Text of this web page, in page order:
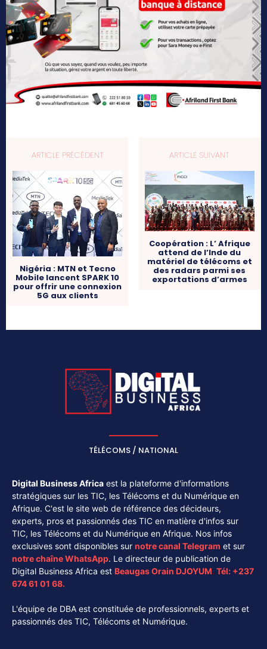
ARTICLE PRÉCÉDENT
Nigéria : MTN et Tecno
Mobile lancent SPARK 10
pour offrir une connexion
5G aux clients
ARTICLE SUIVANT
Coopération : L’ Afrique
attend de l’Inde du
matériel de télécoms et
des radars parmi ses
exportations d’armes
TÉLÉCOMS / NATIONAL
Digital Business Africa est la plateforme d'informations
stratégiques sur les TIC, les Télécoms et du Numérique en
Afrique. C'est le site web de référence des décideurs,
experts, pros et passionnés des TIC en matière d'infos sur
TIC, les Télécoms et du Numérique en Afrique. Nos infos
exclusives sont disponibles sur notre canal Telegram et sur
notre chaîneWhatsApp. Le directeur de publication de
Digital Business Africa est Beaugas Orain DJOYUM. Tél: +237
674 61 01 68.
L'équipe de DBA est constituée de professionnels, experts et
passionnés des TIC, Télécoms et Numérique.